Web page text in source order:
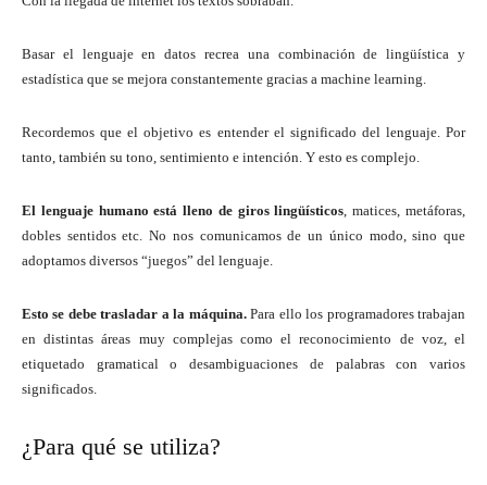
Basar el lenguaje en datos recrea una combinación de lingüística y
estadística que se mejora constantemente gracias a machine learning.
Recordemos que el objetivo es entender el significado del lenguaje. Por
tanto, también su tono, sentimiento e intención. Y esto es complejo.
El lenguaje humano está lleno de giros lingüísticos, matices, metáforas,
dobles sentidos etc. No nos comunicamos de un único modo, sino que
adoptamos diversos “juegos” del lenguaje.
Esto se debe trasladar a la máquina.Para ello los programadores trabajan
en distintas áreas muy complejas como el reconocimiento de voz, el
etiquetado gramatical o desambiguaciones de palabras con varios
significados.
¿Para qué se utiliza?